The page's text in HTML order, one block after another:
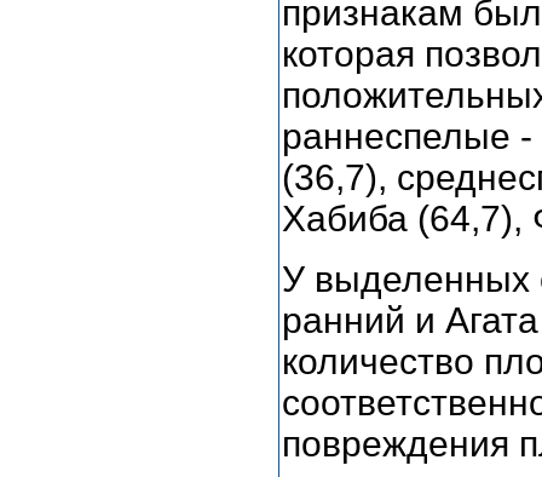
признакам
которая
раннеспелые
(36,7),
Хабиба (64,7),
У выделенных
ранний и
количество
повреждения